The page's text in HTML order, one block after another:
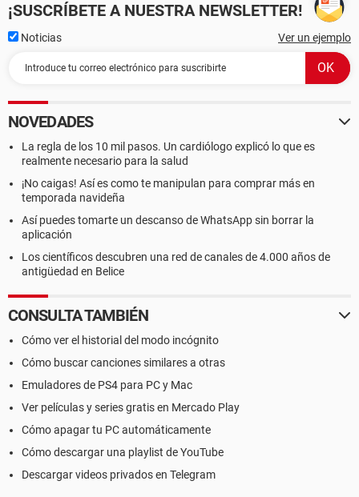
¡SUSCRÍBETE A NUESTRA NEWSLETTER!
Noticias Ver un ejemplo
NOVEDADES
La regla de los 10 mil pasos. Un cardiólogo explicó lo que es
realmente necesario para la salud
¡No caigas! Así es como te manipulan para comprar más en
temporada navideña
Así puedes tomarte un descanso de WhatsApp sin borrar la
aplicación
Los científicos descubren una red de canales de 4.000 años de
antigüedad en Belice
CONSULTA TAMBIÉN
Cómo ver el historial del modo incógnito
Cómo buscar canciones similares a otras
Emuladores de PS4 para PC y Mac
Ver películas y series gratis en Mercado Play
Cómo apagar tu PC automáticamente
Cómo descargar una playlist de YouTube
Descargar videos privados en Telegram